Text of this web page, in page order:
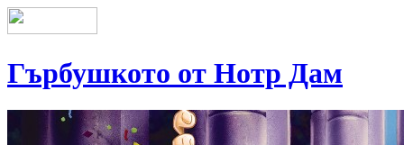
Гърбушкото от Нотр Дам